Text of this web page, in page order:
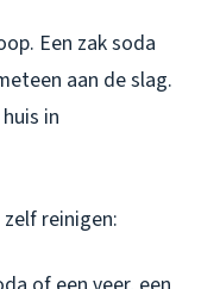
Een zak soda
aan de slag.
in
reinigen: